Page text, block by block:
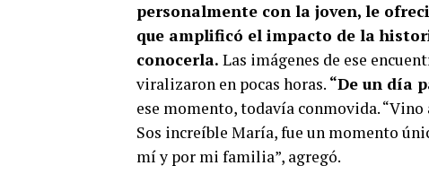
personalmente con la joven, le
que amplificó el impacto de la
conocerla. Las imágenes de ese
viralizaron en pocas horas. “De un día
ese momento, todavía conmovida.
Sos increíble María, fue un momento
mí y por mi familia”, agregó.